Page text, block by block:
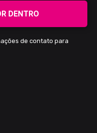
DENTRO
de contato para